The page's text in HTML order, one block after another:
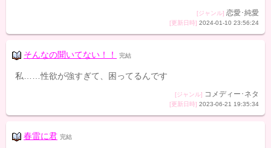
[ジャンル] 恋愛･純愛
[更新日時] 2024-01-10 23:56:24
そんなの聞いてない！！ 完結
私……性欲が強すぎて、困ってるんです
[ジャンル] コメディー･ネタ
[更新日時] 2023-06-21 19:35:34
春雷に君 完結